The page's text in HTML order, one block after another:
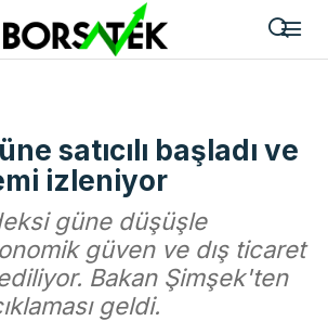
satıcılı başladı ve
izleniyor
güne düşüşle
güven ve dış ticaret
Bakan Şimşek'ten
geldi.